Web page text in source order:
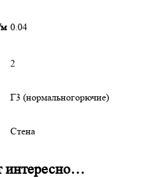
0.04
2
Г3 (нормальногорючие)
Стена
интересно…